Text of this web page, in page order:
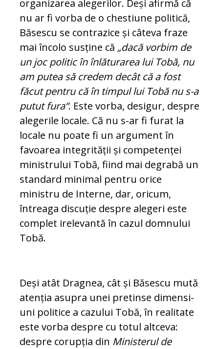
organizarea ale­gerilor. Deși afirmă că
nu ar fi vorba de o chestiune politică,
Băsescu se contrazice și câteva fraze
mai încolo susține că „dacă vorbim de
un joc politic în înlăturarea lui Tobă, nu
am putea să credem decât că a fost
făcut pentru că în timpul lui Tobă nu s-a
putut fura“. Este vorba, de­si­gur, despre
alegerile locale. Că nu s-ar fi furat la
locale nu poate fi un argument în
favoarea integrității și competenței
minis­trului Tobă, fiind mai degrabă un
standard minimal pentru orice
ministru de Interne, dar, oricum,
întreaga discuție despre ale­geri este
complet irelevantă în cazul domnului
Tobă.
Deși atât Dragnea, cât și Băsescu mută
atenția asu­pra unei pretinse dimen­si­
uni politice a cazului Tobă, în realitate
este vorba des­pre cu totul altceva:
despre corupția din Ministerul de